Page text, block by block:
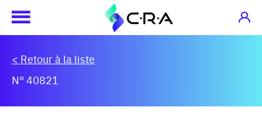
< Retour à la liste
N° 40821